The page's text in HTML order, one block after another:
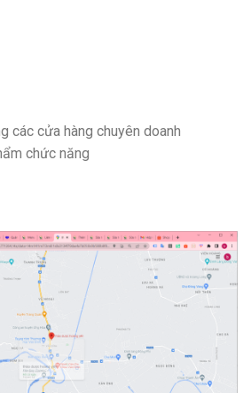
các cửa hàng chuyên doanh
chức năng